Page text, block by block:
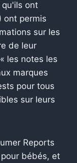
qu'ils ont
ont permis
sur les
de leur
les notes les
marques
pour tous
sur leurs
Reports
bébés, et